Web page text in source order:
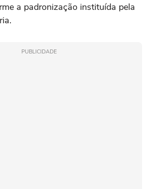
a padronização instituída pela
PUBLICIDADE